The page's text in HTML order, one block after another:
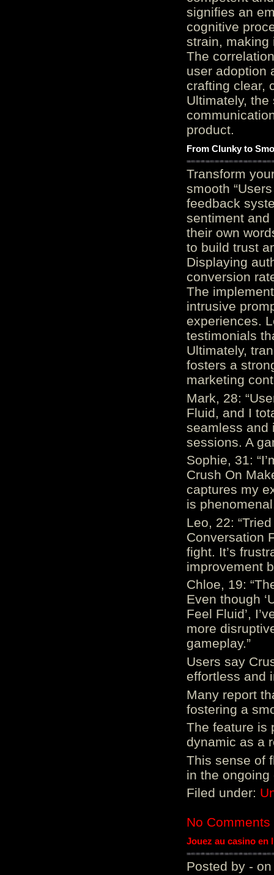
signifies an
cognitive
strain, making
The
user adoption
crafting clear,
Ultimately,
product.
From Clunky to
Transform
smooth
feedback
sentiment and
their own
to build trust
Displaying
conversion
The
intrusive
experiences.
testimonials
Ultimately,
fosters a
marketing
Mark, 28:
Fluid, and I
seamless and
sessions. A
Sophie, 31:
Crush On
captures my
is
Leo, 22:
Conversation
fight. It’s
improvement
Chloe, 19:
Even though
Feel Fluid’,
more
gameplay.”
Users say
effortless and
Many report
fostering a
The feature is
dynamic as a
This sense of
in the ongoing
Filed under:
No Comments
Jouez au casino en
Posted by - on